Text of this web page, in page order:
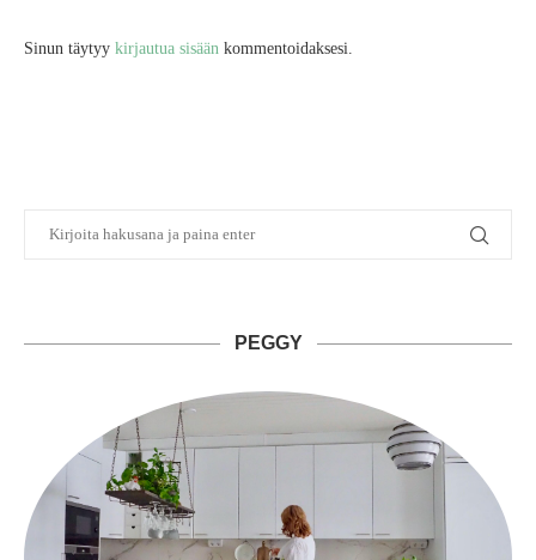
Sinun täytyy kirjautua sisään kommentoidaksesi.
PEGGY